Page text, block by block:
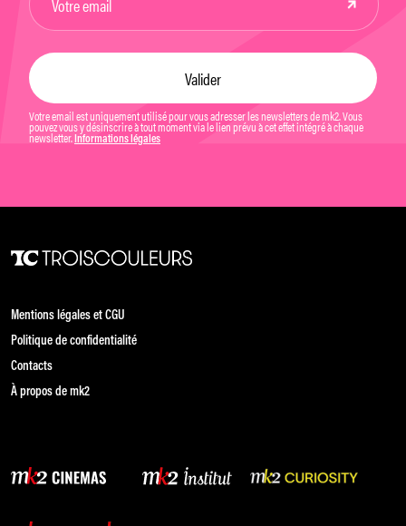
Votre email est uniquement utilisé pour vous adresser les newsletters de mk2. Vous
pouvez vous y désinscrire à tout moment via le lien prévu à cet effet intégré à chaque
newsletter. Informations légales
Mentions légales et CGU
Politique de confidentialité
Contacts
À propos de mk2